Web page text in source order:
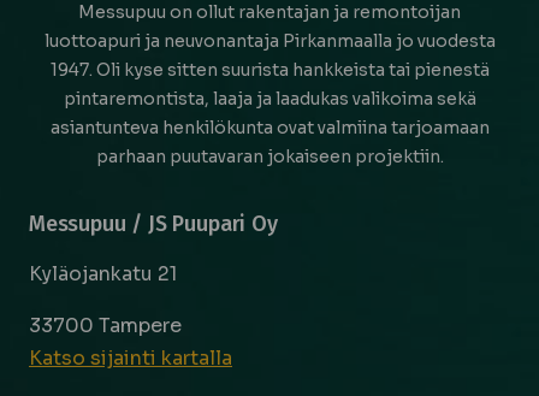
Messupuu on ollut rakentajan ja remontoijan
luottoapuri ja neuvonantaja Pirkanmaalla jo vuodesta
1947. Oli kyse sitten suurista hankkeista tai pienestä
pintaremontista, laaja ja laadukas valikoima sekä
asiantunteva henkilökunta ovat valmiina tarjoamaan
parhaan puutavaran jokaiseen projektiin.
Messupuu / JS Puupari Oy
Kyläojankatu 21
33700 Tampere
Katso sijainti kartalla